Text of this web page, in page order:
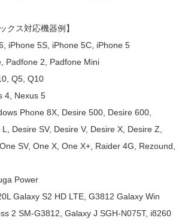
クス対応機器例】
iPhone 5S, iPhone 5C, iPhone 5
Padfone 2, Padfone Mini
Q5, Q10
4, Nexus 5
Phone 8X, Desire 500, Desire 600,
Desire SV, Desire V, Desire X, Desire Z,
SV, One X, One X+, Raider 4G, Rezound,
Power
Galaxy S2 HD LTE, G3812 Galaxy Win
2 SM-G3812, Galaxy J SGH-N075T, i8260